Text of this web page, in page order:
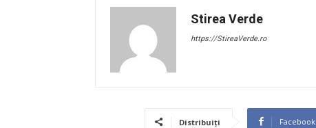
Stirea Verde
https://StireaVerde.ro
Distribuiți Facebook